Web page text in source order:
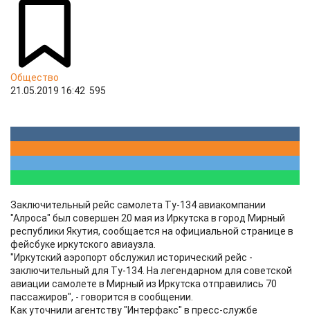
Общество
21.05.2019 16:42 595
Заключительный рейс самолета Ту-134 авиакомпании
"Алроса" был совершен 20 мая из Иркутска в город Мирный
республики Якутия, сообщается на официальной странице в
фейсбуке иркутского авиаузла.
"Иркутский аэропорт обслужил исторический рейс -
заключительный для Ту-134. На легендарном для советской
авиации самолете в Мирный из Иркутска отправились 70
пассажиров", - говорится в сообщении.
Как уточнили агентству "Интерфакс" в пресс-службе